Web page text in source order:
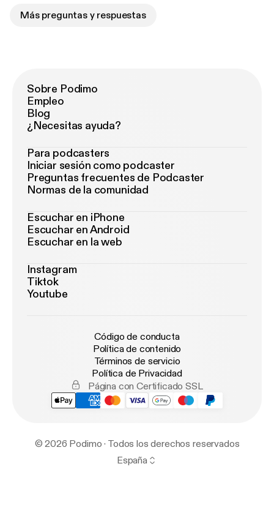
Más preguntas y respuestas
Sobre Podimo
Empleo
Blog
¿Necesitas ayuda?
Para podcasters
Iniciar sesión como podcaster
Preguntas frecuentes de Podcaster
Normas de la comunidad
Escuchar en iPhone
Escuchar en Android
Escuchar en la web
Instagram
Tiktok
Youtube
Código de conducta
Política de contenido
Términos de servicio
Política de Privacidad
Página con Certificado SSL
© 2026 Podimo · Todos los derechos reservados
España